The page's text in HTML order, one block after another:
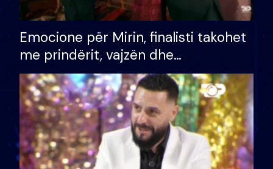
Emocione për Mirin, finalisti takohet
me prindërit, vajzën dhe
bashkëshorten: S’kemi ndonjë letër
divorci apo jo?